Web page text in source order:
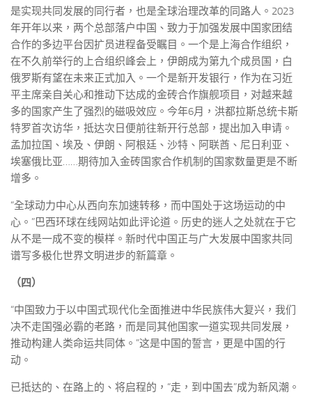
是实现共同发展的同行者，也是全球治理改革的同路人。2023
年开年以来，两个总部落户中国、致力于加强发展中国家团结
合作的多边平台因扩员进程备受瞩目。一个是上海合作组织，
在不久前举行的上合组织峰会上，伊朗成为第九个成员国，白
俄罗斯有望在未来正式加入。一个是新开发银行，作为在习近
平主席亲自关心和推动下达成的金砖合作旗舰项目，对越来越
多的国家产生了强烈的磁吸效应。今年6月，洪都拉斯总统卡斯
特罗首次访华，抵达次日便前往新开行总部，提出加入申请。
孟加拉国、埃及、伊朗、阿根廷、沙特、阿联酋、尼日利亚、
埃塞俄比亚……期待加入金砖国家合作机制的国家数量更是不断
增多。
“全球动力中心从西向东加速转移，而中国处于这场运动的中
心。”巴西环球在线网站如此评论道。历史的迷人之处就在于它
从不是一成不变的模样。新时代中国正与广大发展中国家共同
谱写多极化世界文明进步的新篇章。
（四）
“中国致力于以中国式现代化全面推进中华民族伟大复兴，我们
决不走国强必霸的老路，而是同其他国家一道实现共同发展，
推动构建人类命运共同体。”这是中国的誓言，更是中国的行
动。
已抵达的、在路上的、将启程的，“走，到中国去”成为新风潮。